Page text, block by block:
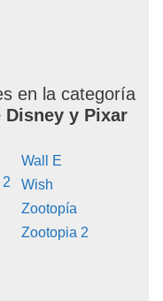
en la categoría
Disney y Pixar
Wall E
Wish
Zootopía
Zootopia 2